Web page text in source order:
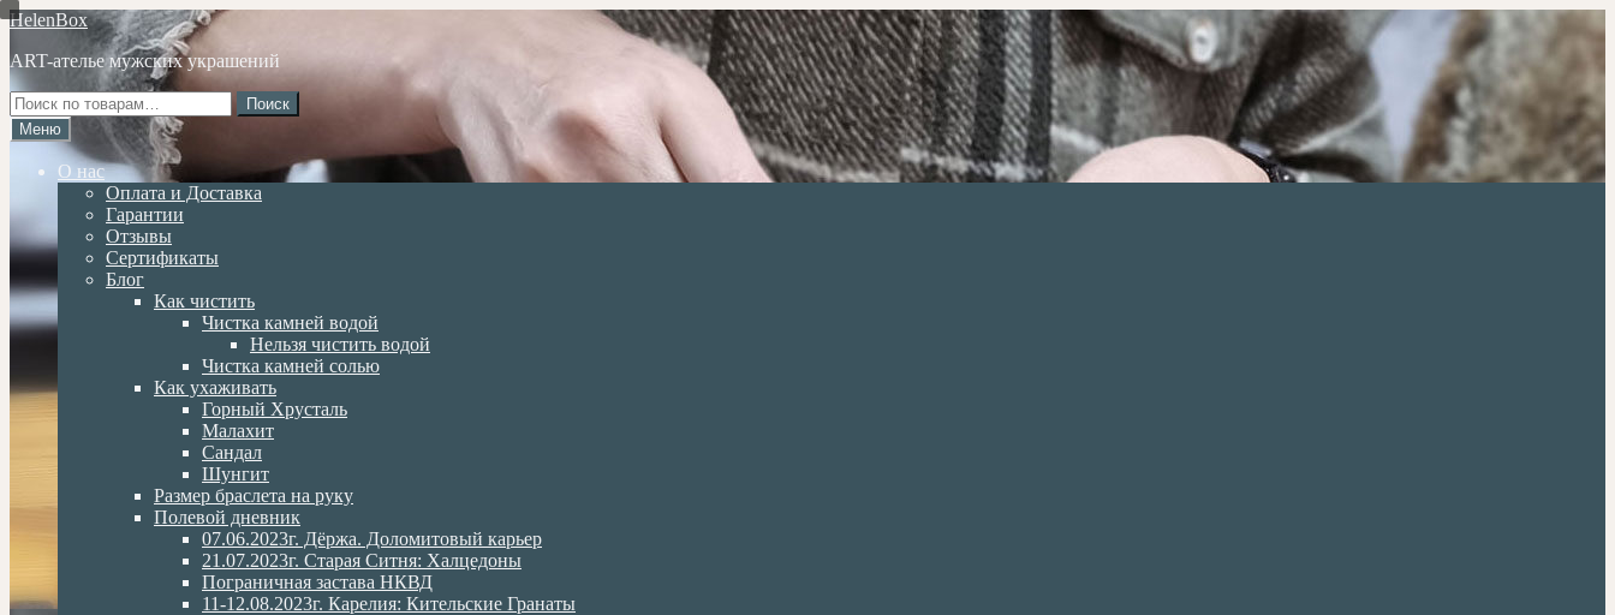
Перейти
навигации
Перейти
содержимому
HelenBox
ART-ателье мужских украшений
Искать:
Поиск
Меню
О нас
Оплата и Доставка
Гарантии
Отзывы
Сертификаты
Блог
Как чистить
Чистка камней водой
Нельзя чистить водой
Чистка камней солью
Как ухаживать
Горный Хрусталь
Малахит
Сандал
Шунгит
Размер браслета на руку
Полевой дневник
07.06.2023г. Дёржа. Доломитовый карьер
21.07.2023г. Старая Ситня: Халцедоны
Пограничная застава НКВД
11-12.08.2023г. Карелия: Кительские Гранаты